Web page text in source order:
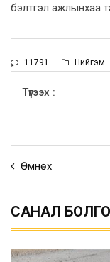
бэлтгэл ажлынхаа
11791 Нийгэм
Түгээх :
Өмнөх
САНАЛ